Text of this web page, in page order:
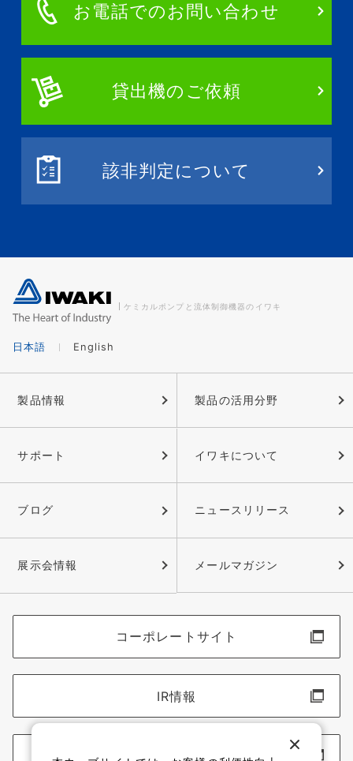
お電話でのお問い合わせ
貸出機のご依頼
該非判定について
ケミカルポンプと流体制御機器のイワキ
日本語 English
製品情報 製品の活用分野
サポート イワキについて
ブログ ニュースリリース
展示会情報 メールマガジン
コーポレートサイト
IR情報
採用情報